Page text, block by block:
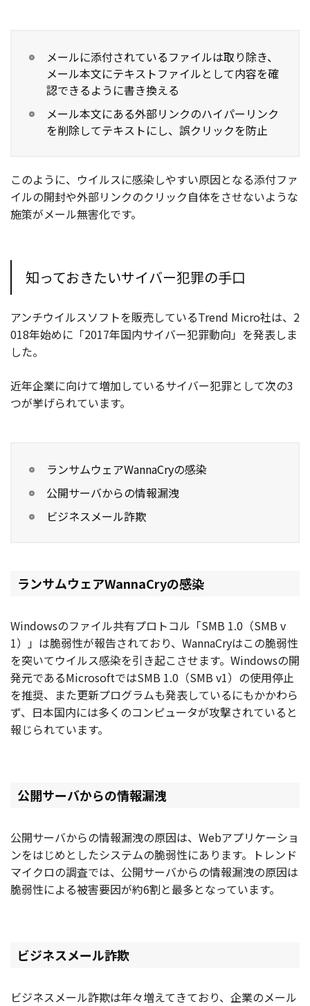
メールに添付されているファイルは取り除き、
メール本文にテキストファイルとして内容を確
認できるように書き換える
メール本文にある外部リンクのハイパーリンク
を削除してテキストにし、誤クリックを防止
このように、ウイルスに感染しやすい原因となる添付ファ
イルの開封や外部リンクのクリック自体をさせないような
施策がメール無害化です。
知っておきたいサイバー犯罪の手口
アンチウイルスソフトを販売しているTrend Micro社は、2
018年始めに「2017年国内サイバー犯罪動向」を発表しま
した。
近年企業に向けて増加しているサイバー犯罪として次の3
つが挙げられています。
ランサムウェアWannaCryの感染
公開サーバからの情報漏洩
ビジネスメール詐欺
ランサムウェアWannaCryの感染
Windowsのファイル共有プロトコル「SMB 1.0（SMB v
1）」は脆弱性が報告されており、WannaCryはこの脆弱性
を突いてウイルス感染を引き起こさせます。Windowsの開
発元であるMicrosoftではSMB 1.0（SMB v1）の使用停止
を推奨、また更新プログラムも発表しているにもかかわら
ず、日本国内には多くのコンピュータが攻撃されていると
報じられています。
公開サーバからの情報漏洩
公開サーバからの情報漏洩の原因は、Webアプリケーショ
ンをはじめとしたシステムの脆弱性にあります。トレンド
マイクロの調査では、公開サーバからの情報漏洩の原因は
脆弱性による被害要因が約6割と最多となっています。
ビジネスメール詐欺
ビジネスメール詐欺は年々増えてきており、企業のメール